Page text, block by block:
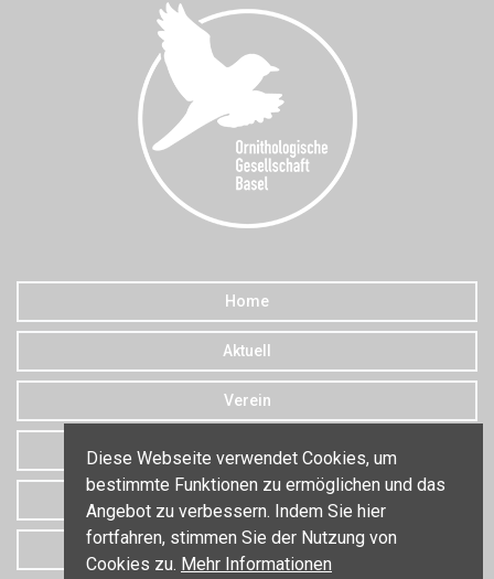
Home
Aktuell
Verein
Downloads
Kontakt
Diese Webseite verwendet Cookies, um
bestimmte Funktionen zu ermöglichen und das
Angebot zu verbessern. Indem Sie hier
fortfahren, stimmen Sie der Nutzung von
Cookies zu. Mehr Informationen